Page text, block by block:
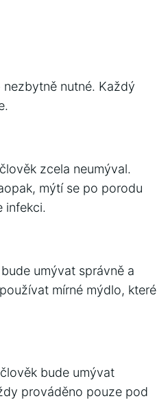
nutné. Každý
zcela neumýval.
mýtí se po porodu
infekci.
umývat správně a
mírné mýdlo, které
bude umývat
prováděno pouze pod